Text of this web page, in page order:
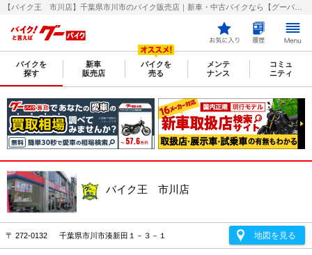
バイクを
探す
新車
販売店
バイクを
売る
メンテ
ナンス
コミュ
ニティ
バイク王 市川店
〒 272-0132 千葉県市川市湊新田１－３－１ 地図を見る